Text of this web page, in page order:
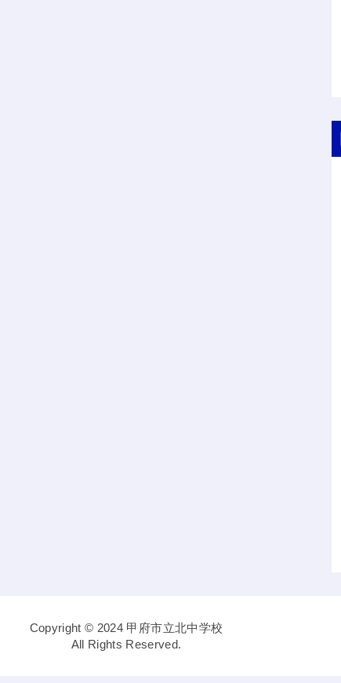
Copyright © 2024 甲府市立北中学校
All Rights Reserved.